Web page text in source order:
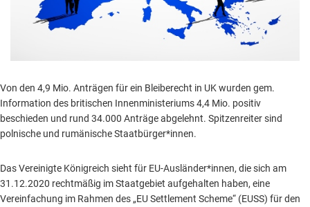
Von den 4,9 Mio. Anträgen für ein Bleiberecht in UK wurden gem.
Information des britischen Innenministeriums 4,4 Mio. positiv
beschieden und rund 34.000 Anträge abgelehnt. Spitzenreiter sind
polnische und rumänische Staatbürger*innen.
Das Vereinigte Königreich sieht für EU-Ausländer*innen, die sich am
31.12.2020 rechtmäßig im Staatgebiet aufgehalten haben, eine
Vereinfachung im Rahmen des „EU Settlement Scheme“ (EUSS) für den